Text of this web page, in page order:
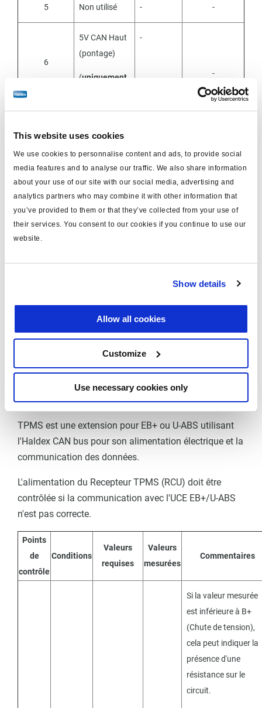
This website uses cookies
We use cookies to personnalise content and ads, to provide social
media features and to analyse our traffic. We also share information
about your use of our site with our social media, advertising and
analytics partners who may combine it with other information that
you’ve provided to them or that they’ve collected from your use of
their services. You consent to our cookies if you continue to use our
website.
Show details
Allow all cookies
Customize
Use necessary cookies only
5 Non utilisé - -
6
5V CAN Haut
(pontage)
(uniquement
2xx)
-
-
7 B+
0.75
8
ID
(Paspour
voir
9 B-
Bleu
Non utilisé -
Diagnostic
TPMS est une extension pour EB+ ou U-ABS utilisant
l'Haldex CAN bus pour son alimentation électrique et la
communication des données.
L'alimentation du Recepteur TPMS (RCU) doit être
contrôlée si la communication avec l'UCE EB+/U-ABS
n'est pas correcte.
Points
de
contrôle
Conditions
Valeurs
requises
Valeurs
mesurées
Commentaires
Si la valeur mesurée
est inférieure à B+
(Chute de tension),
cela peut indiquer la
présence d'une
résistance sur le
circuit.